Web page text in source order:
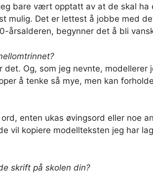
bare vært opptatt av at de skal ha
mulig. Det er lettest å jobbe med
årsalderen, begynner det å bli
Og, som jeg nevnte, modellerer
å tenke så mye, men kan
enten ukas øvingsord eller noe
vil kopiere modellteksten jeg har
skrift på skolen din?